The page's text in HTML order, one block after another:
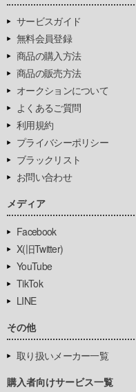
サービスガイド
無料会員登録
商品の購入方法
商品の販売方法
オークションについて
よくあるご質問
利用規約
プライバシーポリシー
ブラックリスト
お問い合わせ
メディア
Facebook
X(旧Twitter)
YouTube
TikTok
LINE
その他
取り扱いメーカー一覧
購入者向けサービス一覧